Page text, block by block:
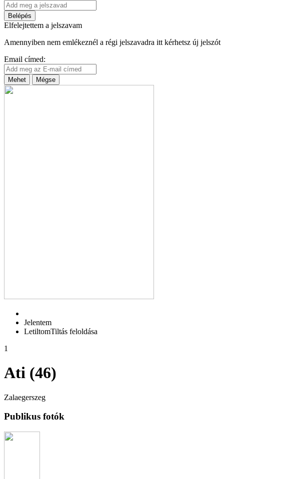
Belépés
Elfelejtettem a jelszavam
Amennyiben nem emlékeznél a régi jelszavadra itt kérhetsz új jelszót
Email címed:
Mehet Mégse
Jelentem
LetiltomTiltás feloldása
1
Ati (46)
Zalaegerszeg
Publikus fotók